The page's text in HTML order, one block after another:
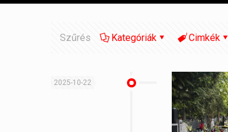
Szűrés Kategóriák Cimkék
2025-10-22